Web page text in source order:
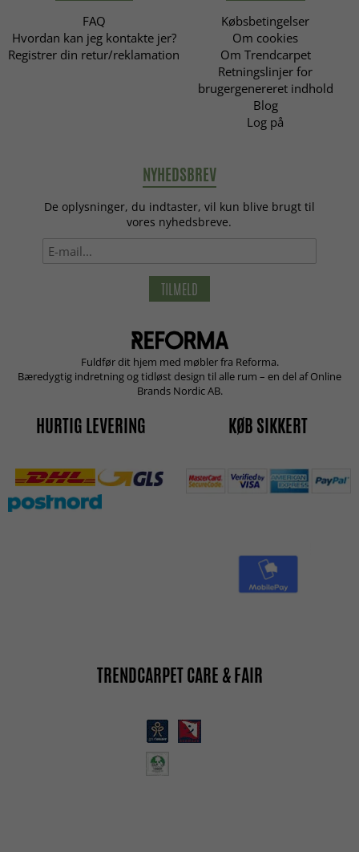
FAQ
Hvordan kan jeg kontakte jer?
Registrer din retur/reklamation
Købsbetingelser
Om cookies
Om Trendcarpet
Retningslinjer for
brugergenereret indhold
Blog
Log på
NYHEDSBREV
De oplysninger, du indtaster, vil kun blive brugt til
vores nyhedsbreve.
TILMELD
Fuldfør dit hjem med møbler fra Reforma.
Bæredygtig indretning og tidløst design til alle rum – en del af Online
Brands Nordic AB.
HURTIG LEVERING KØB SIKKERT
TRENDCARPET CARE & FAIR